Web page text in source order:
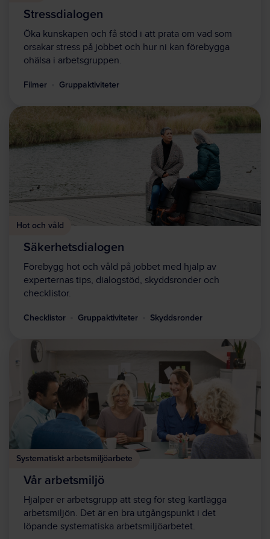
Stressdialogen
Öka kunskapen och få stöd i att prata om vad som
orsakar stress på jobbet och hur ni kan förebygga
ohälsa i arbetsgruppen.
Filmer Gruppaktiviteter
Hot och våld
Säkerhetsdialogen
Förebygg hot och våld på jobbet med hjälp av
experternas tips, dialogstöd, skyddsronder och
checklistor.
Checklistor Gruppaktiviteter Skyddsronder
Systematiskt arbetsmiljöarbete
Vår arbetsmiljö
Hjälper er arbetsgrupp att steg för steg kartlägga
arbetsmiljön. Det är en bra utgångspunkt i det
löpande systematiska arbetsmiljöarbetet.